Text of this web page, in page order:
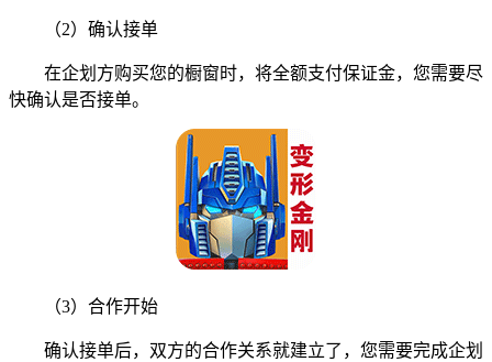
（2）确认接单
在企划方购买您的橱窗时，将全额支付保证金，您需要尽
快确认是否接单。
（3）合作开始
确认接单后，双方的合作关系就建立了，您需要完成企划